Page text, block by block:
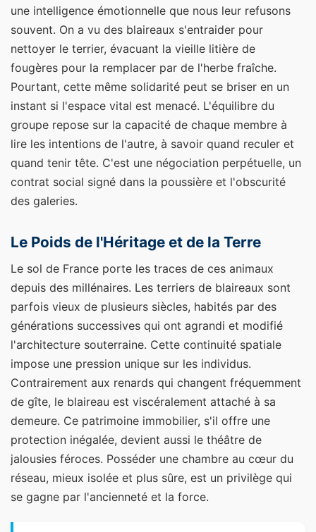
une intelligence émotionnelle que nous leur refusons
souvent. On a vu des blaireaux s'entraider pour
nettoyer le terrier, évacuant la vieille litière de
fougères pour la remplacer par de l'herbe fraîche.
Pourtant, cette même solidarité peut se briser en un
instant si l'espace vital est menacé. L'équilibre du
groupe repose sur la capacité de chaque membre à
lire les intentions de l'autre, à savoir quand reculer et
quand tenir tête. C'est une négociation perpétuelle, un
contrat social signé dans la poussière et l'obscurité
des galeries.
Le Poids de l'Héritage et de la Terre
Le sol de France porte les traces de ces animaux
depuis des millénaires. Les terriers de blaireaux sont
parfois vieux de plusieurs siècles, habités par des
générations successives qui ont agrandi et modifié
l'architecture souterraine. Cette continuité spatiale
impose une pression unique sur les individus.
Contrairement aux renards qui changent fréquemment
de gîte, le blaireau est viscéralement attaché à sa
demeure. Ce patrimoine immobilier, s'il offre une
protection inégalée, devient aussi le théâtre de
jalousies féroces. Posséder une chambre au cœur du
réseau, mieux isolée et plus sûre, est un privilège qui
se gagne par l'ancienneté et la force.